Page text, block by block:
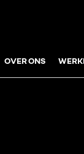
OVER ONS